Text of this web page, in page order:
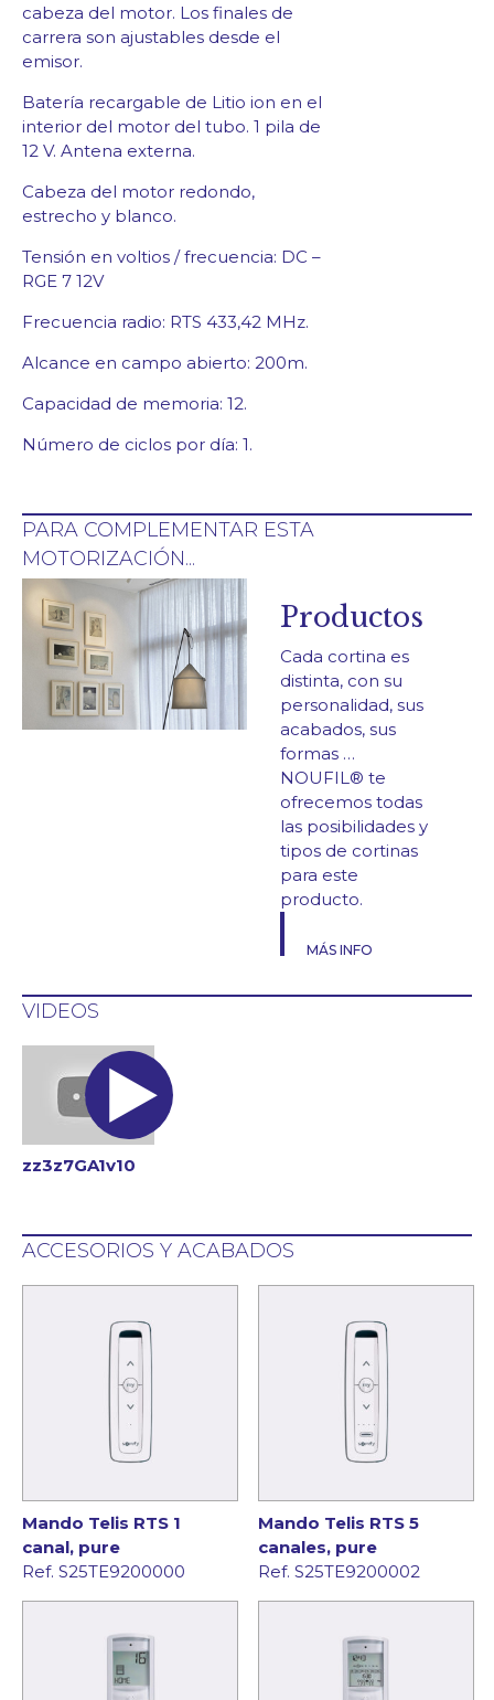
cabeza del motor. Los finales de
carrera son ajustables desde el
emisor.
Batería recargable de Litio ion en el
interior del motor del tubo. 1 pila de
12 V. Antena externa.
Cabeza del motor redondo,
estrecho y blanco.
Tensión en voltios / frecuencia: DC –
RGE 7 12V
Frecuencia radio: RTS 433,42 MHz.
Alcance en campo abierto: 200m.
Capacidad de memoria: 12.
Número de ciclos por día: 1.
VIDEOS
zz3z7GA1v10
ACCESORIOS Y ACABADOS
Mando Telis RTS 1
canal, pure
Ref. S25TE9200000
Mando Telis RTS 5
canales, pure
Ref. S25TE9200002
PARA COMPLEMENTAR ESTA
MOTORIZACIÓN...
Productos
Cada cortina es
distinta, con su
personalidad, sus
acabados, sus
formas …
NOUFIL® te
ofrecemos todas
las posibilidades y
tipos de cortinas
para este
producto.
MÁS INFO